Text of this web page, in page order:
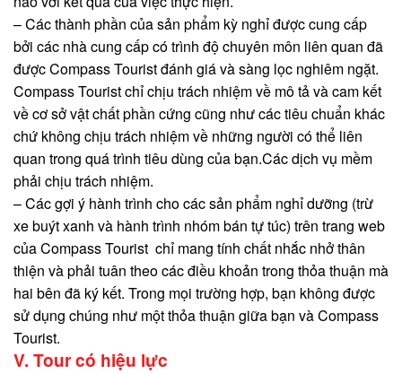
– Các thành phần của sản phẩm kỳ nghỉ được cung cấp
bởi các nhà cung cấp có trình độ chuyên môn liên quan đã
được Compass Tourist đánh giá và sàng lọc nghiêm ngặt.
Compass Tourist chỉ chịu trách nhiệm về mô tả và cam kết
về cơ sở vật chất phần cứng cũng như các tiêu chuẩn khác
chứ không chịu trách nhiệm về những người có thể liên
quan trong quá trình tiêu dùng của bạn.Các dịch vụ mềm
phải chịu trách nhiệm.
– Các gợi ý hành trình cho các sản phẩm nghỉ dưỡng (trừ
xe buýt xanh và hành trình nhóm bán tự túc) trên trang web
của Compass Tourist chỉ mang tính chất nhắc nhở thân
thiện và phải tuân theo các điều khoản trong thỏa thuận mà
hai bên đã ký kết. Trong mọi trường hợp, bạn không được
sử dụng chúng như một thỏa thuận giữa bạn và Compass
Tourist.
V. Tour có hiệu lực